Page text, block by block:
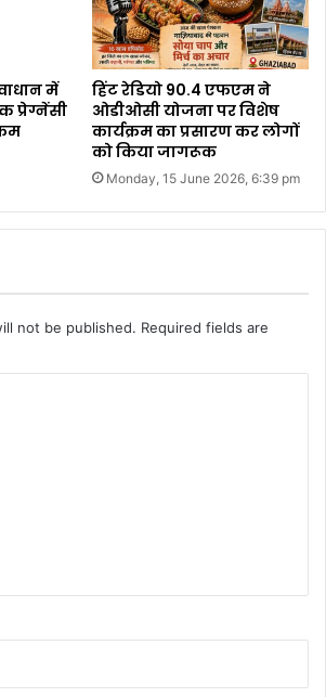
में
प्रेग्नेंसी
हिंट रेडियो 90.4 एफएम ने
ओडीओसी योजना पर विशेष
कार्यक्रम का प्रसारण कर लोगों
को किया जागरूक
Monday, 15 June 2026, 6:39 pm
not be published. Required fields are